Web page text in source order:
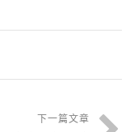
下一篇文章